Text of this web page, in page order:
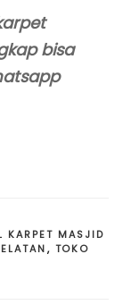
bisa
KARPET MASJID
, TOKO